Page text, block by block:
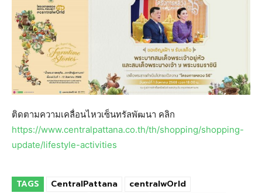
ติดตามความเคลื่อนไหวเซ็นทรัลพัฒนา คลิก
https://www.centralpattana.co.th/th/shopping/shopping-
update/lifestyle-activities
TAGS CentralPattana
centralwOrld